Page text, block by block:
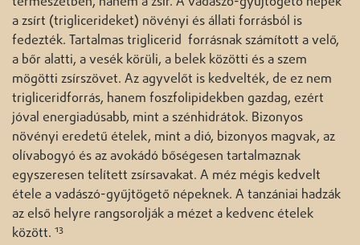
a zsírt (triglicerideket) növényi és állati forrásból is
fedezték. Tartalmas triglicerid forrásnak számított a velő,
a bőr alatti, a vesék körüli, a belek közötti és a szem
mögötti zsírszövet. Az agyvelőt is kedvelték, de ez nem
trigliceridforrás, hanem foszfolipidekben gazdag, ezért
jóval energiadúsabb, mint a szénhidrátok. Bizonyos
növényi eredetű ételek, mint a dió, bizonyos magvak, az
olívabogyó és az avokádó bőségesen tartalmaznak
egyszeresen telített zsírsavakat. A méz mégis kedvelt
étele a vadászó-gyűjtögető népeknek. A tanzániai hadzák
az első helyre rangsorolják a mézet a kedvenc ételek
között. 13